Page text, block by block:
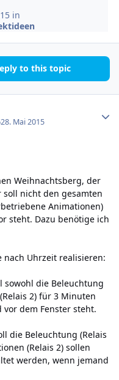
in
to this topic
28. Mai 2015
Weihnachtsberg, der
soll nicht den gesamten
Animationen)
steht. Dazu benötige ich
nach Uhrzeit realisieren:
sowohl die Beleuchtung
2) für 3 Minuten
dem Fenster steht.
die Beleuchtung (Relais
(Relais 2) sollen
werden, wenn jemand